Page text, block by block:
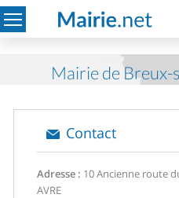
Mairie de
Contact
Adresse : 10 Ancienne route
AVRE